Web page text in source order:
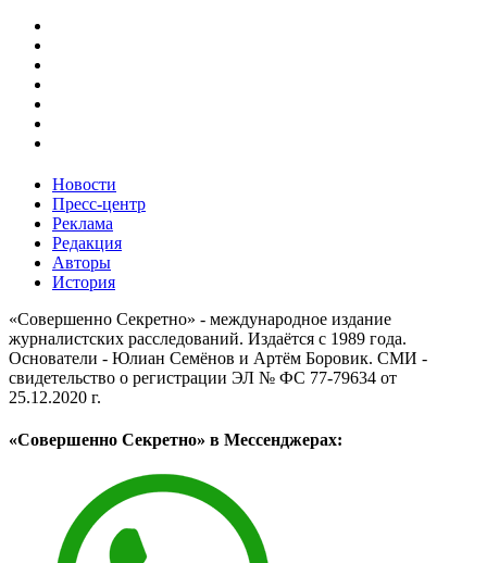
Новости
Пресс-центр
Реклама
Редакция
Авторы
История
«Совершенно Секретно» - международное издание
журналистских расследований. Издаётся с 1989 года.
Основатели - Юлиан Семёнов и Артём Боровик. CМИ -
свидетельство о регистрации ЭЛ № ФС 77-79634 от
25.12.2020 г.
«Совершенно Секретно» в Мессенджерах: